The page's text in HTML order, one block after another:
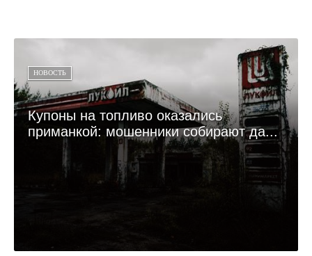
НОВОСТЬ
Купоны на топливо оказались
приманкой: мошенники собирают да...